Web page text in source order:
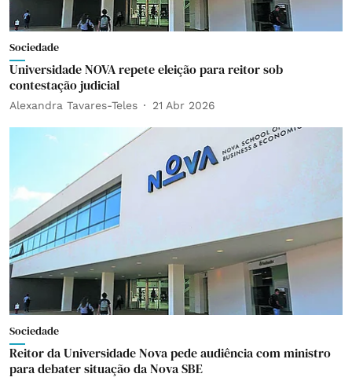
Sociedade
Universidade NOVA repete eleição para reitor sob
contestação judicial
Alexandra Tavares-Teles 21 Abr 2026
Sociedade
Reitor da Universidade Nova pede audiência com ministro
para debater situação da Nova SBE